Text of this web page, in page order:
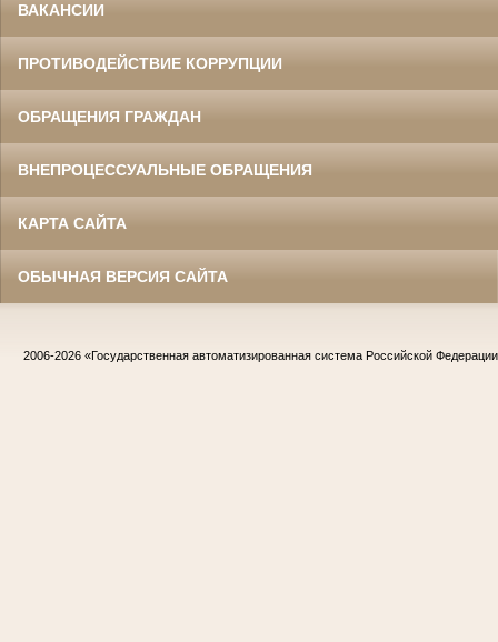
ВАКАНСИИ
ПРОТИВОДЕЙСТВИЕ КОРРУПЦИИ
ОБРАЩЕНИЯ ГРАЖДАН
ВНЕПРОЦЕССУАЛЬНЫЕ ОБРАЩЕНИЯ
КАРТА САЙТА
ОБЫЧНАЯ ВЕРСИЯ САЙТА
2006-2026 «Государственная автоматизированная система Российской